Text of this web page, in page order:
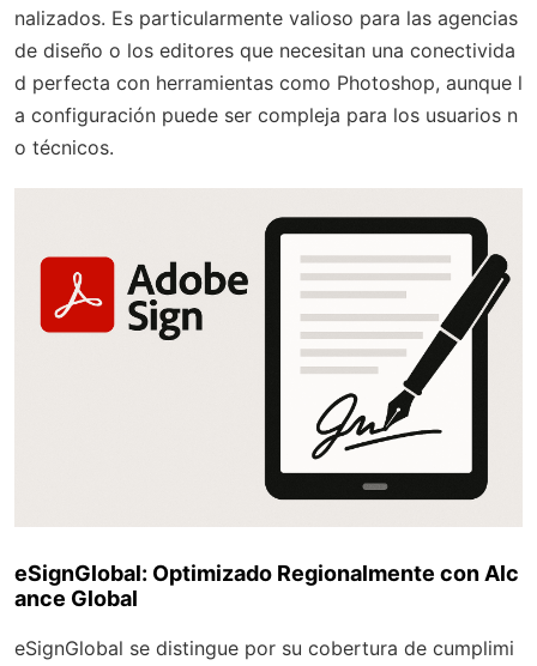
nalizados. Es particularmente valioso para las agencias
de diseño o los editores que necesitan una conectivida
d perfecta con herramientas como Photoshop, aunque l
a configuración puede ser compleja para los usuarios n
o técnicos.
eSignGlobal: Optimizado Regionalmente con Alc
ance Global
eSignGlobal se distingue por su cobertura de cumplimi